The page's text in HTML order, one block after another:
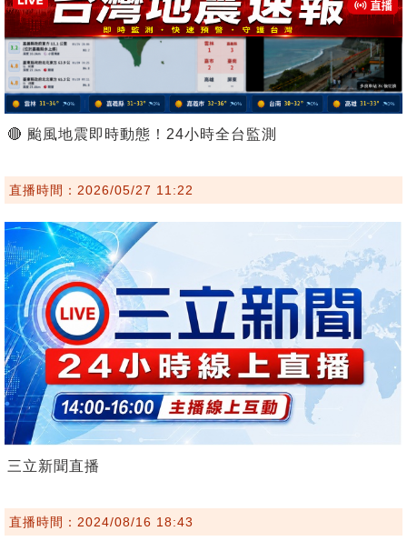
🔴 颱風地震即時動態！24小時全台監測
直播時間：2026/05/27 11:22
三立新聞直播
直播時間：2024/08/16 18:43